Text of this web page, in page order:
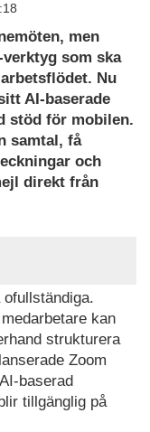
men
som ska
Nu
AI-baserade
stöd för mobilen.
samtal, få
och
direkt från
kan
strukturera
Zoom
baserad
tillgänglig på